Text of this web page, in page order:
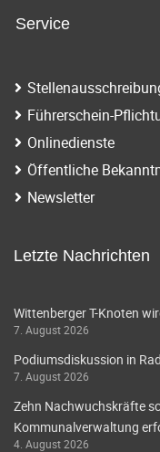
Service
Führerschein-
Onlinedienste
Öffentliche
Newsletter
Letzte Nachrichten
Wittenberger T-Knoten
7. August 2026
Podiumsdiskussion in
7. August 2026
Zehn Nachwuchskräfte
Kommunalverwaltung
4. August 2026